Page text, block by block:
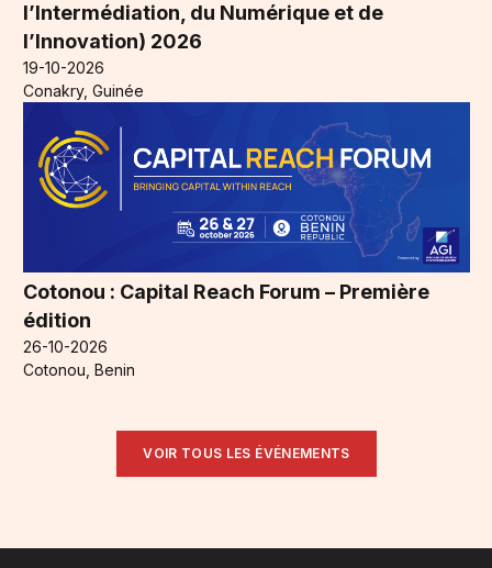
l’Intermédiation, du Numérique et de
l’Innovation) 2026
19-10-2026
Conakry, Guinée
Cotonou : Capital Reach Forum – Première
édition
26-10-2026
Cotonou, Benin
VOIR TOUS LES ÉVÉNEMENTS